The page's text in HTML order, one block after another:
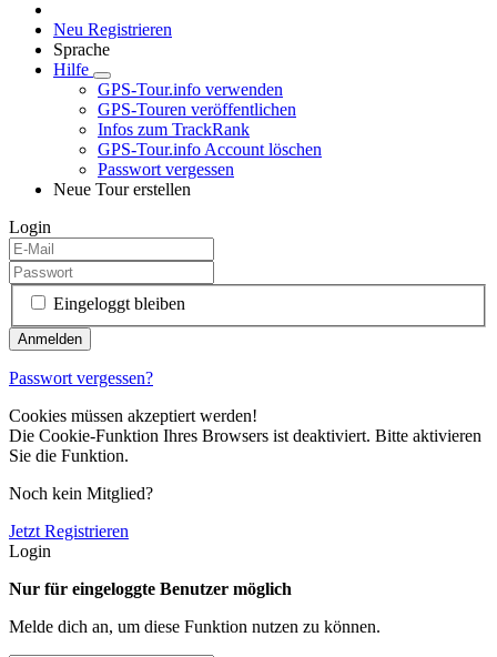
Neu Registrieren
Sprache
Hilfe
GPS-Tour.info verwenden
GPS-Touren veröffentlichen
Infos zum TrackRank
GPS-Tour.info Account löschen
Passwort vergessen
Neue Tour erstellen
Login
Eingeloggt bleiben
Passwort vergessen?
Cookies müssen akzeptiert werden!
Die Cookie-Funktion Ihres Browsers ist deaktiviert. Bitte aktivieren
Sie die Funktion.
Noch kein Mitglied?
Jetzt Registrieren
Login
Nur für eingeloggte Benutzer möglich
Melde dich an, um diese Funktion nutzen zu können.